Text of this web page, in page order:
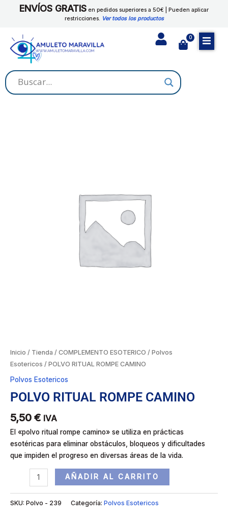
ENVÍOS GRATIS en pedidos superiores a 50€ | Pueden aplicar
restricciones. Ver todos los productos
0
Cart
Inicio / Tienda / COMPLEMENTO ESOTERICO / Polvos
Esotericos / POLVO RITUAL ROMPE CAMINO
Polvos Esotericos
POLVO RITUAL ROMPE CAMINO
5,50 € IVA
El «polvo ritual rompe camino» se utiliza en prácticas
esotéricas para eliminar obstáculos, bloqueos y dificultades
que impiden el progreso en diversas áreas de la vida.
AÑADIR AL CARRITO
SKU: Polvo - 239 Categoría: Polvos Esotericos
CAMINO